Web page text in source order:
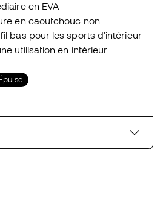
en EVA
en caoutchouc non
bas pour les sports d'intérieur
utilisation en intérieur